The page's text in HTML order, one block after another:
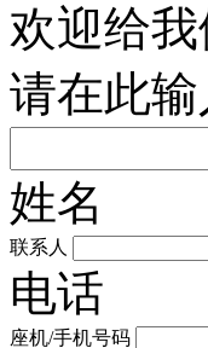
欢迎给
请在此
姓名
联系人
电话
座机/手机号码